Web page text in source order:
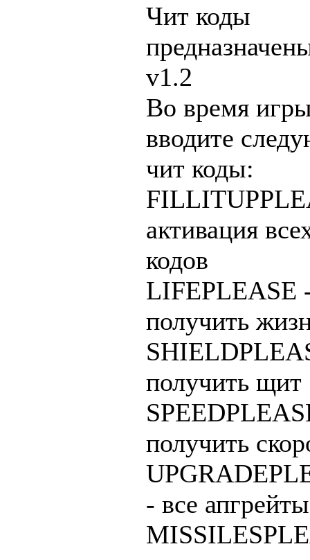
Чит коды
v1.2
Во время
вводите
чит коды:
активация
кодов
LIFEPLEASE
получить
получить щит
получить
- все апгрейты